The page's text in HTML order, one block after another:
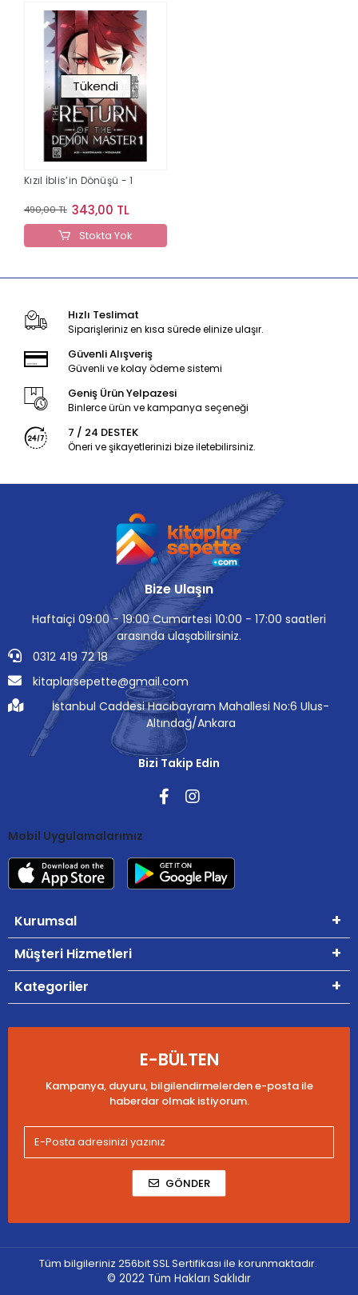
Tükendi
Kızıl İblis’in Dönüşü - 1
490,00 TL 343,00 TL
Stokta Yok
Hızlı Teslimat
Siparişleriniz en kısa sürede elinize ulaşır.
Güvenli Alışveriş
Güvenli ve kolay ödeme sistemi
Geniş Ürün Yelpazesi
Binlerce ürün ve kampanya seçeneği
7 / 24 DESTEK
Öneri ve şikayetlerinizi bize iletebilirsiniz.
Bize Ulaşın
Haftaiçi 09:00 - 19:00 Cumartesi 10:00 - 17:00 saatleri
arasında ulaşabilirsiniz.
0312 419 72 18
kitaplarsepette@gmail.com
İstanbul Caddesi Hacıbayram Mahallesi No:6 Ulus-
Altındağ/Ankara
Bizi Takip Edin
Mobil Uygulamalarımız
Kurumsal
Müşteri Hizmetleri
Kategoriler
E-BÜLTEN
Kampanya, duyuru, bilgilendirmelerden e-posta ile
haberdar olmak istiyorum.
GÖNDER
Tüm bilgileriniz 256bit SSL Sertifikası ile korunmaktadır.
© 2022 Tüm Hakları Saklıdır